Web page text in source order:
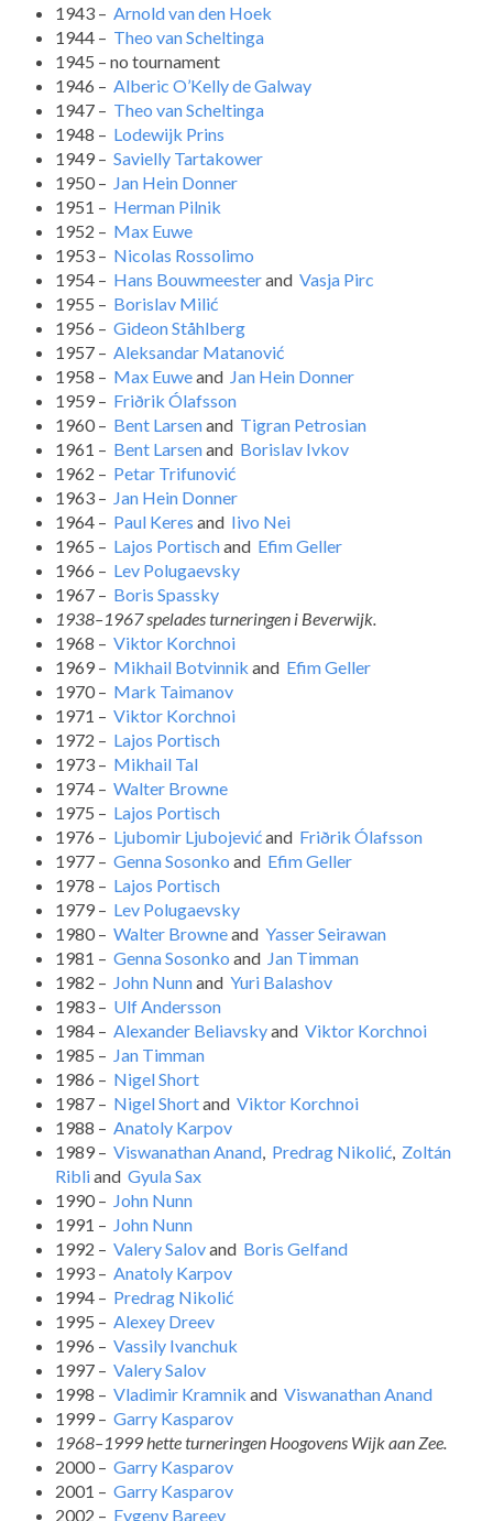
1943 – Arnold van den Hoek
1944 – Theo van Scheltinga
1945 – no tournament
1946 – Alberic O’Kelly de Galway
1947 – Theo van Scheltinga
1948 – Lodewijk Prins
1949 – Savielly Tartakower
1950 – Jan Hein Donner
1951 – Herman Pilnik
1952 – Max Euwe
1953 – Nicolas Rossolimo
1954 – Hans Bouwmeesterand Vasja Pirc
1955 – Borislav Milić
1956 – Gideon Ståhlberg
1957 – Aleksandar Matanović
1958 – Max Euweand Jan Hein Donner
1959 – Friðrik Ólafsson
1960 – Bent Larsenand Tigran Petrosian
1961 – Bent Larsenand Borislav Ivkov
1962 – Petar Trifunović
1963 – Jan Hein Donner
1964 – Paul Keres and Iivo Nei
1965 – Lajos Portischand Efim Geller
1966 – Lev Polugaevsky
1967 – Boris Spassky
1938–1967 spelades turneringen i Beverwijk.
1968 – Viktor Korchnoi
1969 – Mikhail Botvinnik and Efim Geller
1970 – Mark Taimanov
1971 – Viktor Korchnoi
1972 – Lajos Portisch
1973 – Mikhail Tal
1974 – Walter Browne
1975 – Lajos Portisch
1976 – Ljubomir Ljubojevićand Friðrik Ólafsson
1977 – Genna Sosonko and Efim Geller
1978 – Lajos Portisch
1979 – Lev Polugaevsky
1980 – Walter Browneand Yasser Seirawan
1981 – Genna Sosonko and Jan Timman
1982 – John Nunnand Yuri Balashov
1983 – Ulf Andersson
1984 – Alexander Beliavskyand Viktor Korchnoi
1985 – Jan Timman
1986 – Nigel Short
1987 – Nigel Shortand Viktor Korchnoi
1988 – Anatoly Karpov
1989 – Viswanathan Anand, Predrag Nikolić, Zoltán
Ribliand Gyula Sax
1990 – John Nunn
1991 – John Nunn
1992 – Valery Salovand Boris Gelfand
1993 – Anatoly Karpov
1994 – Predrag Nikolić
1995 – Alexey Dreev
1996 – Vassily Ivanchuk
1997 – Valery Salov
1998 – Vladimir Kramnik and Viswanathan Anand
1999 – Garry Kasparov
1968–1999 hette turneringen Hoogovens Wijk aan Zee.
2000 – Garry Kasparov
2001 – Garry Kasparov
2002 – Evgeny Bareev